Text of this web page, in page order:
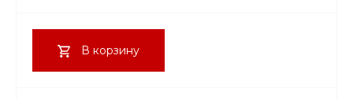
В корзину